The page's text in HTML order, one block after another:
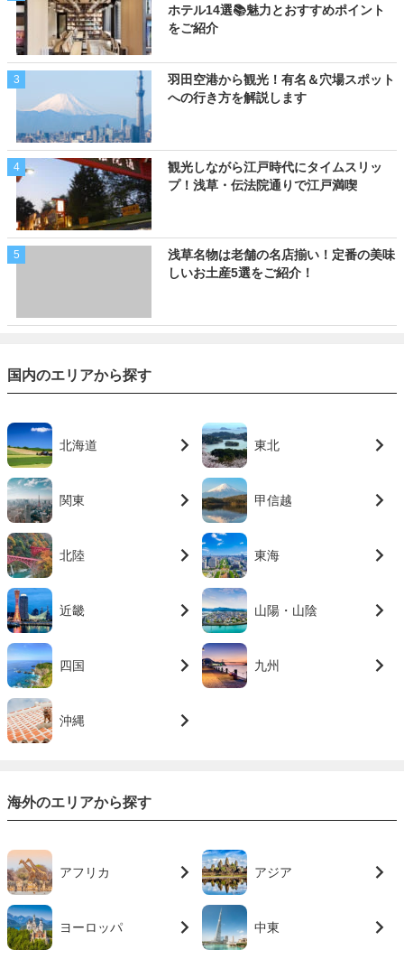
ホテル14選📚魅力とおすすめポイント
をご紹介
3
羽田空港から観光！有名＆穴場スポット
への行き方を解説します
4
観光しながら江戸時代にタイムスリッ
プ！浅草・伝法院通りで江戸満喫
5
浅草名物は老舗の名店揃い！定番の美味
しいお土産5選をご紹介！
国内のエリアから探す
北海道 東北
関東 甲信越
北陸 東海
近畿 山陽・山陰
四国 九州
沖縄
海外のエリアから探す
アフリカ アジア
ヨーロッパ 中東